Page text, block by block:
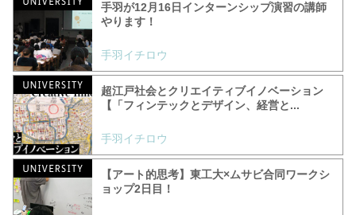
手羽が12月16日インターンシップ演習の講師
やります！
手羽イチロウ
超江戸社会とクリエイティブイノベーション
【「フィンテックとデザイン、経営と...
手羽イチロウ
【アート的思考】東工大×ムサビ合同ワークシ
ョップ2日目！